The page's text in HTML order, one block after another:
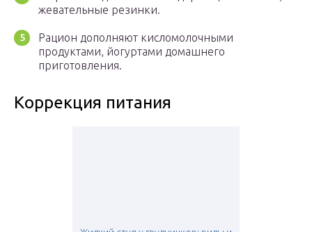
жевательные резинки.
Рацион дополняют кисломолочными
продуктами, йогуртами домашнего
приготовления.
Коррекция питания